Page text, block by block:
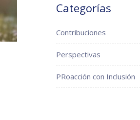
Categorías
Contribuciones
Perspectivas
PRoacción con Inclusión